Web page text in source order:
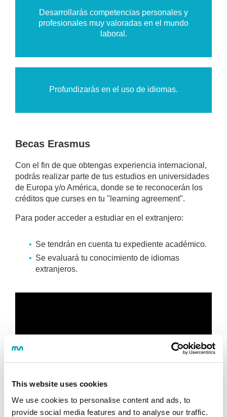
This website uses cookies
We use cookies to personalise content and ads, to
provide social media features and to analyse our traffic.
Desarrollarás competencias personales y
profesionales muy valoradas en el mundo
laboral.
Profundizarás en el uso de idiomas.
Becas Erasmus
Con el fin de que obtengas experiencia internacional,
podrás realizar parte de tus estudios en universidades
de Europa y/o América, donde se te reconocerán los
créditos que curses en tu "learning agreement".
Para poder acceder a estudiar en el extranjero:
Se tendrán en cuenta tu expediente académico.
Se evaluará tu conocimiento de idiomas
extranjeros.